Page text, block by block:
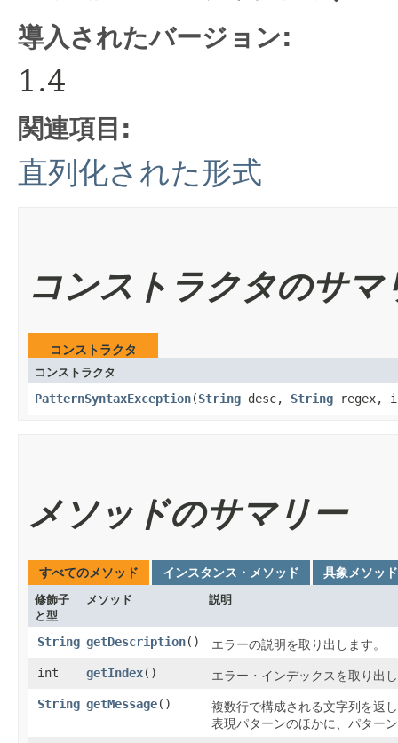
導入されたバージョン:
1.4
関連項目:
直列化された形式
コンストラクタのサマ
コンストラクタ
コンストラクタ
PatternSyntaxException​(String desc, String regex,
メソッドのサマリー
すべてのメソッド インスタンス・メソッド 具象メソッド
修飾子
と型
メソッド 説明
String getDescription()
エラーの説明を取り出します。
int
getIndex()
エラー・インデックスを取り出
String getMessage()
複数行で構成される文字列を返
表現パターンのほかに、パター